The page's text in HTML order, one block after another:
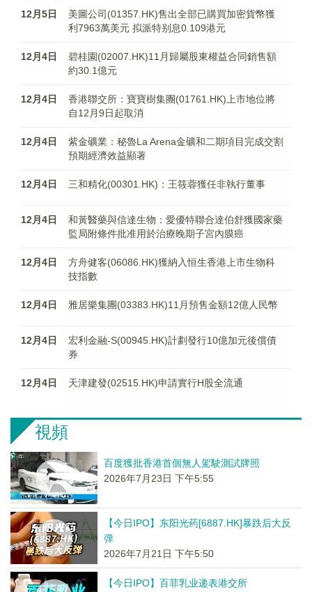
12月5日
美圖公司(01357.HK)售出全部已購買加密貨幣獲
利7963萬美元 拟派特别息0.109港元
12月4日
碧桂園(02007.HK)11月歸屬股東權益合同銷售額
約30.1億元
12月4日
香港聯交所：寶寶樹集團(01761.HK)上市地位將
自12月9日起取消
12月4日
紫金礦業：秘魯La Arena金礦和二期項目完成交割
預期經濟效益顯著
12月4日 三和精化(00301.HK)：王筱蓉獲任非執行董事
12月4日
和黃醫藥與信達生物：愛優特聯合達伯舒獲國家藥
監局附條件批准用於治療晚期子宮內膜癌
12月4日
方舟健客(06086.HK)獲納入恒生香港上市生物科
技指數
12月4日 雅居樂集團(03383.HK)11月預售金額12億人民幣
12月4日
宏利金融-S(00945.HK)計劃發行10億加元後償債
券
12月4日 天津建發(02515.HK)申請實行H股全流通
視頻
百度獲批香港首個無人駕駛測試牌照
2026年7月23日 下午5:55
【今日IPO】东阳光药[6887.HK]暴跌后大反
弹
2026年7月21日 下午5:50
【今日IPO】百菲乳业递表港交所